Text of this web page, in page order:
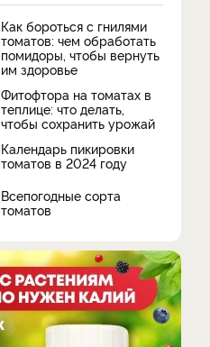
Как бороться с гнилями
томатов: чем обработать
помидоры, чтобы вернуть
им здоровье
Фитофтора на томатах в
теплице: что делать,
чтобы сохранить урожай
Календарь пикировки
томатов в 2024 году
Всепогодные сорта
томатов